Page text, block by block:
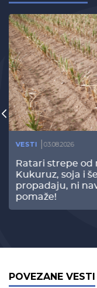
VESTI 03.08.2026
Ratari strepe od
Kukuruz, soja i
propadaju, ni
pomaže!
POVEZANE VESTI